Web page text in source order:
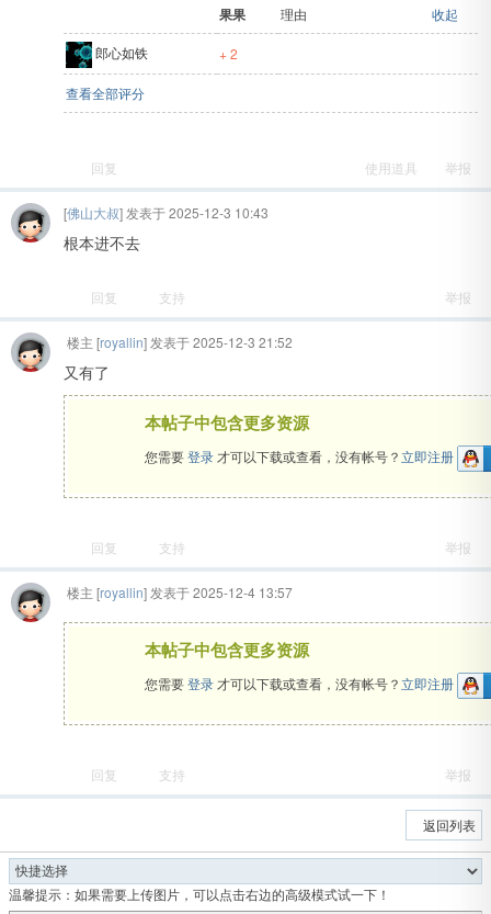
果果 收起
理由
郎心如铁 + 2
查看全部评分
回复 使用道具 举报
[佛山大叔] 发表于 2025-12-3 10:43
根本进不去
回复 支持 举报
楼主 [royallin] 发表于 2025-12-3 21:52
又有了
本帖子中包含更多资源
您需要登录 才可以下载或查看，没有帐号？立即注册
回复 支持 举报
楼主 [royallin] 发表于 2025-12-4 13:57
本帖子中包含更多资源
您需要登录 才可以下载或查看，没有帐号？立即注册
回复 支持 举报
返回列表
温馨提示：如果需要上传图片，可以点击右边的高级模式试一下！